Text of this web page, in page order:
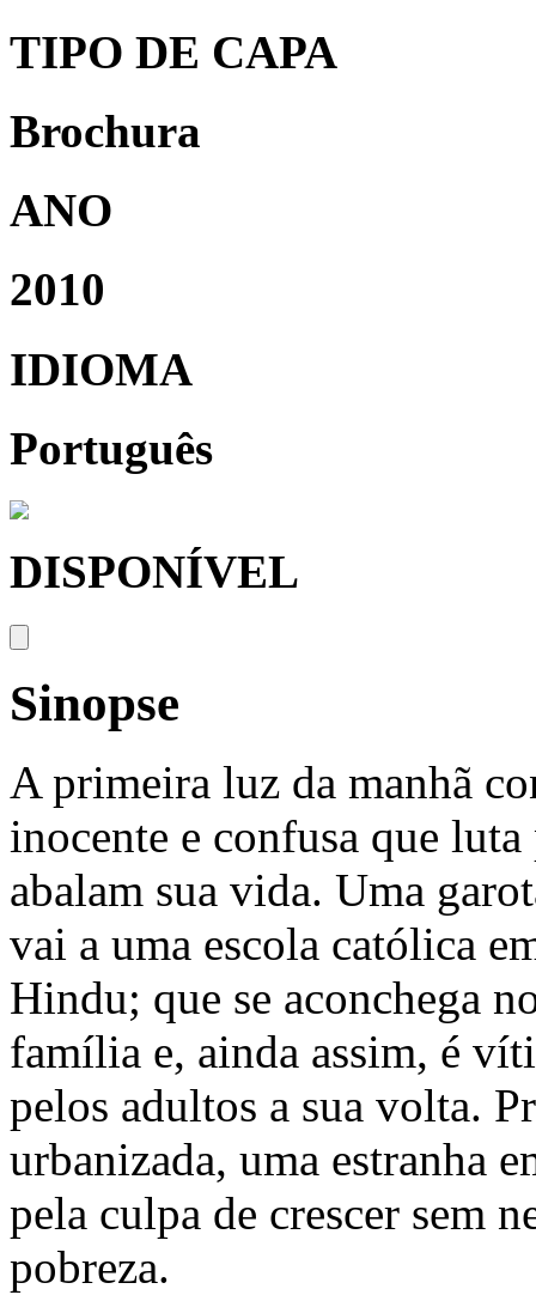
TIPO DE CAPA
Brochura
ANO
2010
IDIOMA
Português
DISPONÍVEL
Sinopse
A primeira luz da manhã
inocente e confusa que
abalam sua vida. Uma
vai a uma escola católica
Hindu; que se aconchega
família e, ainda assim, é
pelos adultos a sua volta.
urbanizada, uma estranha
pela culpa de crescer sem
pobreza.